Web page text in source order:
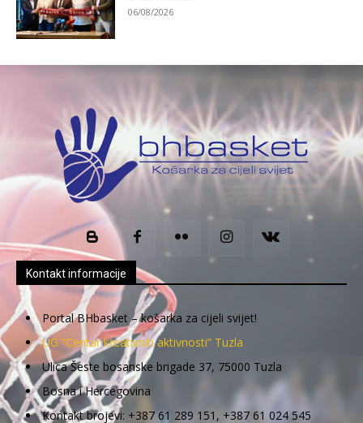
06/08/2026
Kontakt informacije
Portal BHbasket – košarka za cijeli svijet!
UG “Centar kreativnih aktivnosti” Tuzla
Ulica Šeste bosanske brigade 37, 75000 Tuzla
Bosna i Hercegovina
Kontakt brojevi: +387 61 289 151, +387 61 024 545